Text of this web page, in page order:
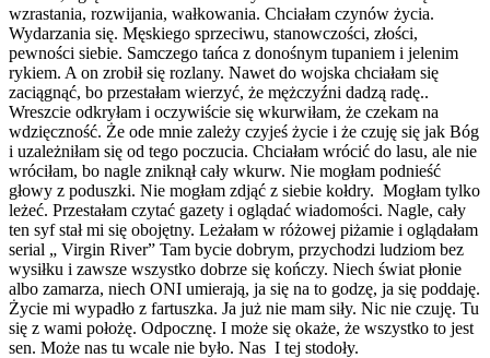
wzrastania, rozwijania, wałkowania. Chciałam czynów życia.
Wydarzania się. Męskiego sprzeciwu, stanowczości, złości,
pewności siebie. Samczego tańca z donośnym tupaniem i jelenim
rykiem. A on zrobił się rozlany. Nawet do wojska chciałam się
zaciągnąć, bo przestałam wierzyć, że mężczyźni dadzą radę..
Wreszcie odkryłam i oczywiście się wkurwiłam, że czekam na
wdzięczność. Że ode mnie zależy czyjeś życie i że czuję się jak Bóg
i uzależniłam się od tego poczucia. Chciałam wrócić do lasu, ale nie
wróciłam, bo nagle zniknął cały wkurw. Nie mogłam podnieść
głowy z poduszki. Nie mogłam zdjąć z siebie kołdry. Mogłam tylko
leżeć. Przestałam czytać gazety i oglądać wiadomości. Nagle, cały
ten syf stał mi się obojętny. Leżałam w różowej piżamie i oglądałam
serial „ Virgin River” Tam bycie dobrym, przychodzi ludziom bez
wysiłku i zawsze wszystko dobrze się kończy. Niech świat płonie
albo zamarza, niech ONI umierają, ja się na to godzę, ja się poddaję.
Życie mi wypadło z fartuszka. Ja już nie mam siły. Nic nie czuję. Tu
się z wami położę. Odpocznę. I może się okaże, że wszystko to jest
sen. Może nas tu wcale nie było. Nas I tej stodoły.